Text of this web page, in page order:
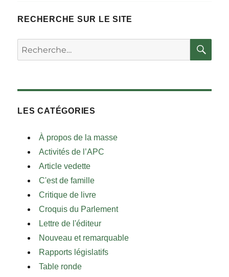
RECHERCHE SUR LE SITE
Rechercher :
LES CATÉGORIES
À propos de la masse
Activités de l’APC
Article vedette
C'est de famille
Critique de livre
Croquis du Parlement
Lettre de l'éditeur
Nouveau et remarquable
Rapports législatifs
Table ronde